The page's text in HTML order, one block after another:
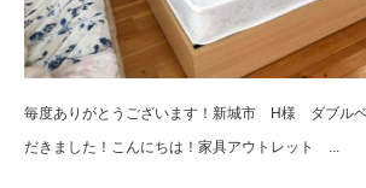
毎度ありがとうございます！新城市 H様 ダブル
だきました！こんにちは！家具アウトレット ...